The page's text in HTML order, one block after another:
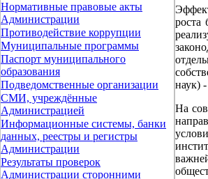
Нормативные правовые акты
Администрации
Противодействие коррупции
Муниципальные программы
Паспорт муниципального
образования
Подведомственные организации
СМИ, учреждённые
Администрацией
Информационные системы, банки
данных, реестры и регистры
Администрации
Результаты проверок
Администрации сторонними
роста
наук)
На